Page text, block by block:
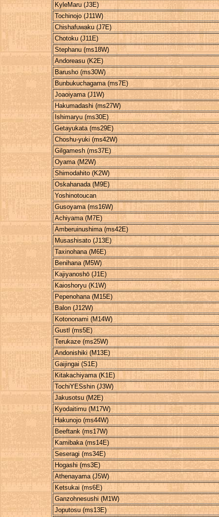
KyleMaru (J3E)
Tochinojo (J11W)
Chishafuwaku (J7E)
Chotoku (J11E)
Stephanu (ms18W)
Andoreasu (K2E)
Barusho (ms30W)
Bunbukuchagama (ms7E)
Joaoiyama (J1W)
Hakumadashi (ms27W)
Ishimaryu (ms30E)
Getayukata (ms29E)
Choshu-yuki (ms42W)
Gilgamesh (ms37E)
Oyama (M2W)
Shimodahito (K2W)
Oskahanada (M9E)
Yoshinotoucan
Gusoyama (ms16W)
Achiyama (M7E)
Amberuinushima (ms42E)
Musashisato (J13E)
Taxinohana (M6E)
Benihana (M5W)
Kajiyanoshō (J1E)
Kaioshoryu (K1W)
Pepenohana (M15E)
Balon (J12W)
Kotononami (M14W)
Gustl (ms5E)
Terukaze (ms25W)
Andonishiki (M13E)
Gaijingai (S1E)
Kitakachiyama (K1E)
TochiYESshin (J3W)
Jakusotsu (M2E)
Kyodaitimu (M17W)
Hakunojo (ms44W)
Beeftank (ms17W)
Kamibaka (ms14E)
Seseragi (ms34E)
Hogashi (ms3E)
Athenayama (J5W)
Ketsukai (ms6E)
Ganzohnesushi (M1W)
Joputosu (ms13E)